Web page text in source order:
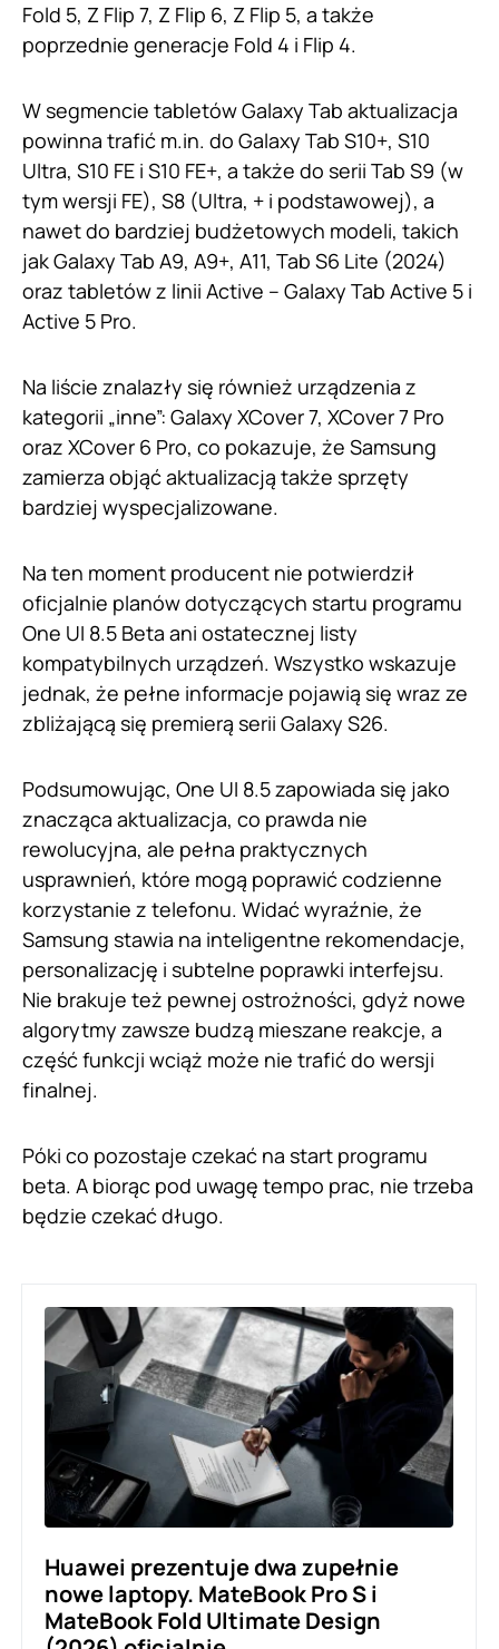
Fold 5, Z Flip 7, Z Flip 6, Z Flip 5, a także
poprzednie generacje Fold 4 i Flip 4.
W segmencie tabletów Galaxy Tab aktualizacja
powinna trafić m.in. do Galaxy Tab S10+, S10
Ultra, S10 FE i S10 FE+, a także do serii Tab S9 (w
tym wersji FE), S8 (Ultra, + i podstawowej), a
nawet do bardziej budżetowych modeli, takich
jak Galaxy Tab A9, A9+, A11, Tab S6 Lite (2024)
oraz tabletów z linii Active – Galaxy Tab Active 5 i
Active 5 Pro.
Na liście znalazły się również urządzenia z
kategorii „inne”: Galaxy XCover 7, XCover 7 Pro
oraz XCover 6 Pro, co pokazuje, że Samsung
zamierza objąć aktualizacją także sprzęty
bardziej wyspecjalizowane.
Na ten moment producent nie potwierdził
oficjalnie planów dotyczących startu programu
One UI 8.5 Beta ani ostatecznej listy
kompatybilnych urządzeń. Wszystko wskazuje
jednak, że pełne informacje pojawią się wraz ze
zbliżającą się premierą serii Galaxy S26.
Podsumowując, One UI 8.5 zapowiada się jako
znacząca aktualizacja, co prawda nie
rewolucyjna, ale pełna praktycznych
usprawnień, które mogą poprawić codzienne
korzystanie z telefonu. Widać wyraźnie, że
Samsung stawia na inteligentne rekomendacje,
personalizację i subtelne poprawki interfejsu.
Nie brakuje też pewnej ostrożności, gdyż nowe
algorytmy zawsze budzą mieszane reakcje, a
część funkcji wciąż może nie trafić do wersji
finalnej.
Póki co pozostaje czekać na start programu
beta. A biorąc pod uwagę tempo prac, nie trzeba
będzie czekać długo.
Huawei prezentuje dwa zupełnie
nowe laptopy. MateBook Pro S i
MateBook Fold Ultimate Design